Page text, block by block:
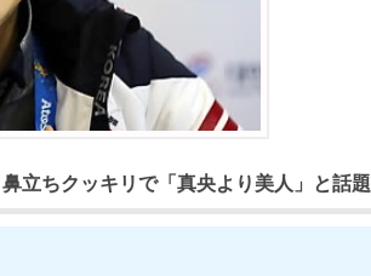
立ちクッキリで「真央より美人」と話題